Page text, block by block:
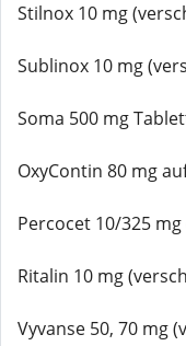
Stilnox 10 mg
Sublinox 10 mg
Soma 500 mg
OxyContin 80 mg
Percocet 10/325
Ritalin 10 mg
Vyvanse 50, 70 mg